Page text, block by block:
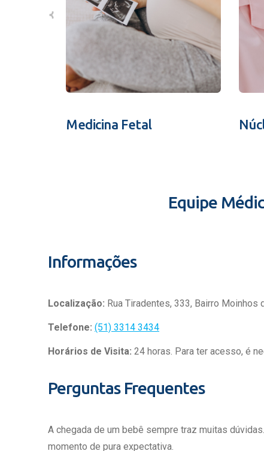
Medicina Fetal
Equipe
Informações
Localização: Rua Tiradentes, 333, Bairro Moinhos
Telefone: (51) 3314 3434
Horários de Visita: 24 horas. Para ter acesso, é
Perguntas Frequentes
A chegada de um bebê sempre traz muitas
momento de pura expectativa.